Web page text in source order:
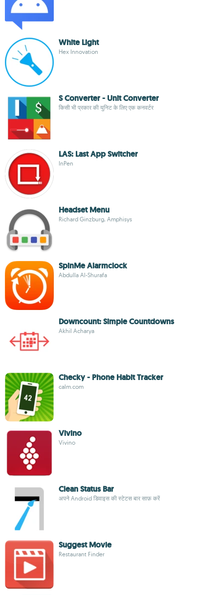
White Light
Hex Innovation
S Converter - Unit Converter
किसी भी प्रकार की युनिट के लिए एक कनवर्टर
LAS: Last App Switcher
InPen
Headset Menu
Richard Ginzburg, Amphisys
SpinMe Alarmclock
Abdulla Al-Shurafa
Downcount: Simple Countdowns
Akhil Acharya
Checky - Phone Habit Tracker
calm.com
Vivino
Vivino
Clean Status Bar
अपने Android डिवाइस की स्टेटस बार साफ़ करें
Suggest Movie
Restaurant Finder